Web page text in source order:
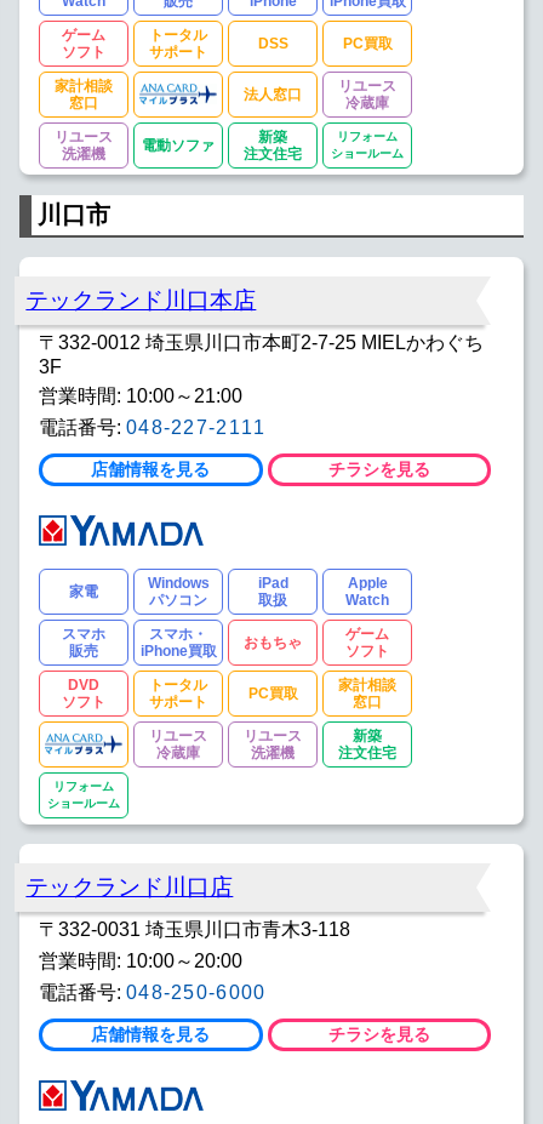
ゲーム
ソフト
トータル
サポート
DSS PC買取
家計相談
窓口
法人窓口
リユース
冷蔵庫
リユース
洗濯機
電動ソファ
新築
注文住宅
リフォーム
ショールーム
川口市
テックランド川口本店
〒332-0012 埼玉県川口市本町2-7-25 MIELかわぐち
3F
営業時間: 10:00～21:00
電話番号: 048-227-2111
店舗情報を見る チラシを見る
家電
Windows
パソコン
iPad
取扱
Apple
Watch
スマホ
販売
スマホ・
iPhone買取
おもちゃ
ゲーム
ソフト
DVD
ソフト
トータル
サポート
PC買取
家計相談
窓口
リユース
冷蔵庫
リユース
洗濯機
新築
注文住宅
リフォーム
ショールーム
テックランド川口店
〒332-0031 埼玉県川口市青木3-118
営業時間: 10:00～20:00
電話番号: 048-250-6000
店舗情報を見る チラシを見る